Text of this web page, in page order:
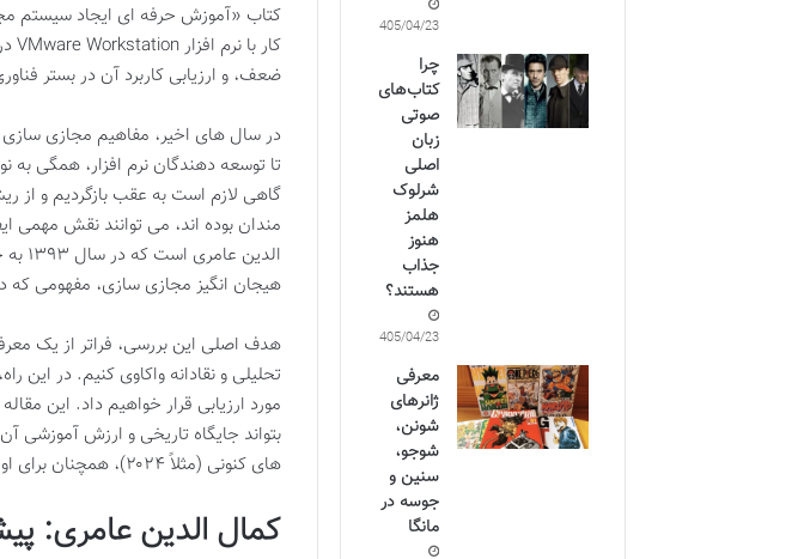
کتاب «آموزش حرفه ای ایجاد سیستم
ضعف، و ارزیابی کاربرد آن در بستر
در سال های اخیر، مفاهیم مجازی سازی
تا توسعه دهندگان نرم افزار، همگی به
گاهی لازم است به عقب بازگردیم و از
مندان بوده اند، می توانند نقش مهمی
هیجان انگیز مجازی سازی، مفهومی که
هدف اصلی این بررسی، فراتر از یک
تحلیلی و نقادانه واکاوی کنیم. در
مورد ارزیابی قرار خواهیم داد. این
بتواند جایگاه تاریخی و ارزش آموزشی
های کنونی (مثلاً ۲۰۲۴)، همچنان برای او مفید خواهد بود یا خیر.
کمال الدین عامری:
1405/04/23
چرا
کتاب‌های
صوتی
زبان
اصلی
شرلوک
هلمز
هنوز
جذاب
هستند؟
1405/04/23
معرفی
ژانرهای
شونن،
شوجو،
سنین و
جوسه در
مانگا